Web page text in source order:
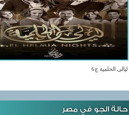
ليالى الحلمية ج6
حالة الجو في مصر